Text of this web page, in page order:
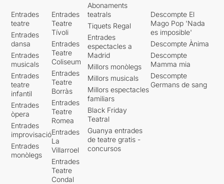
Entrades
teatre
Entrades
dansa
Entrades
musicals
Entrades
teatre
infantil
Entrades
òpera
Entrades
improvisació
Entrades
monòlegs
Entrades
Teatre
Tívoli
Entrades
Teatre
Coliseum
Entrades
Teatre
Borràs
Entrades
Teatre
Romea
Entrades
La
Villarroel
Entrades
Teatre
Condal
Abonaments
teatrals
Tiquets Regal
Entrades
espectacles a
Madrid
Millors monòlegs
Millors musicals
Millors espectacles
familiars
Black Friday
Teatral
Guanya entrades
de teatre gratis -
concursos
Descompte El
Mago Pop 'Nada
es imposible'
Descompte Ànima
Descompte
Mamma mia
Descompte
Germans de sang